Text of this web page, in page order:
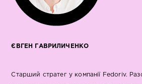
ЄВГЕН ГАВРИЛИЧЕНКО
Старший стратег у компанії Fedoriv.